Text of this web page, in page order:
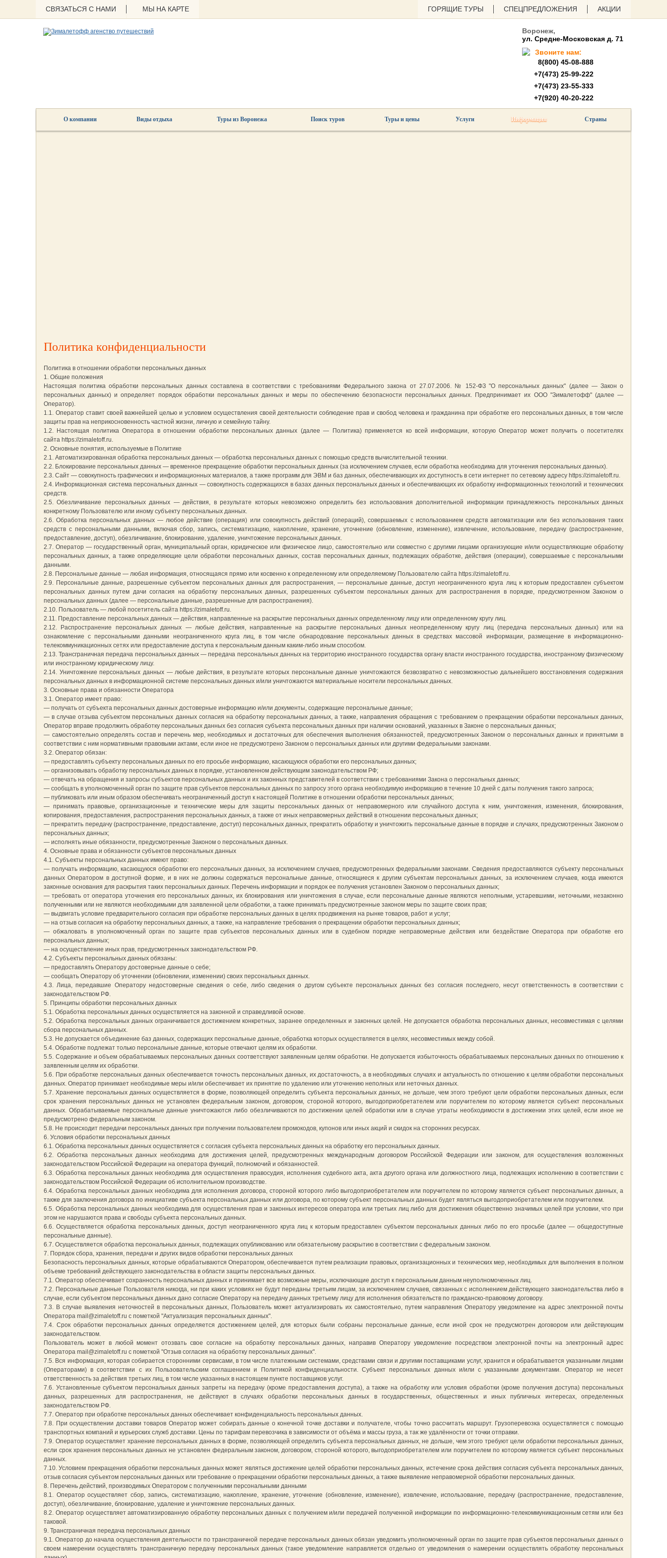
СВЯЗАТЬСЯ С НАМИ МЫ НА КАРТЕ ГОРЯЩИЕ ТУРЫ СПЕЦПРЕДЛОЖЕНИЯ АКЦИИ
Воронеж,
ул. Средне-Московская д. 71
Звоните нам:
8(800) 45-08-888
+7(473) 25-99-222
+7(473) 23-55-333
+7(920) 40-20-222
О компании Виды отдыха Туры из Воронежа Поиск туров Туры и цены Услуги Информация Страны
Политика конфиденциальности
Политика в отношении обработки персональных данных
1. Общие положения
Настоящая политика обработки персональных данных составлена в соответствии с требованиями Федерального закона от 27.07.2006. № 152-ФЗ "О персональных данных" (далее — Закон о
персональных данных) и определяет порядок обработки персональных данных и меры по обеспечению безопасности персональных данных. Предпринимает их OOO "Зималетофф" (далее —
Оператор).
1.1. Оператор ставит своей важнейшей целью и условием осуществления своей деятельности соблюдение прав и свобод человека и гражданина при обработке его персональных данных, в том числе
защиты прав на неприкосновенность частной жизни, личную и семейную тайну.
1.2. Настоящая политика Оператора в отношении обработки персональных данных (далее — Политика) применяется ко всей информации, которую Оператор может получить о посетителях
сайта https://zimaletoff.ru.
2. Основные понятия, используемые в Политике
2.1. Автоматизированная обработка персональных данных — обработка персональных данных с помощью средств вычислительной техники.
2.2. Блокирование персональных данных — временное прекращение обработки персональных данных (за исключением случаев, если обработка необходима для уточнения персональных данных).
2.3. Сайт — совокупность графических и информационных материалов, а также программ для ЭВМ и баз данных, обеспечивающих их доступность в сети интернет по сетевому адресу https://zimaletoff.ru.
2.4. Информационная система персональных данных — совокупность содержащихся в базах данных персональных данных и обеспечивающих их обработку информационных технологий и технических
средств.
2.5. Обезличивание персональных данных — действия, в результате которых невозможно определить без использования дополнительной информации принадлежность персональных данных
конкретному Пользователю или иному субъекту персональных данных.
2.6. Обработка персональных данных — любое действие (операция) или совокупность действий (операций), совершаемых с использованием средств автоматизации или без использования таких
средств с персональными данными, включая сбор, запись, систематизацию, накопление, хранение, уточнение (обновление, изменение), извлечение, использование, передачу (распространение,
предоставление, доступ), обезличивание, блокирование, удаление, уничтожение персональных данных.
2.7. Оператор — государственный орган, муниципальный орган, юридическое или физическое лицо, самостоятельно или совместно с другими лицами организующие и/или осуществляющие обработку
персональных данных, а также определяющие цели обработки персональных данных, состав персональных данных, подлежащих обработке, действия (операции), совершаемые с персональными
данными.
2.8. Персональные данные — любая информация, относящаяся прямо или косвенно к определенному или определяемому Пользователю сайта https://zimaletoff.ru.
2.9. Персональные данные, разрешенные субъектом персональных данных для распространения, — персональные данные, доступ неограниченного круга лиц к которым предоставлен субъектом
персональных данных путем дачи согласия на обработку персональных данных, разрешенных субъектом персональных данных для распространения в порядке, предусмотренном Законом о
персональных данных (далее — персональные данные, разрешенные для распространения).
2.10. Пользователь — любой посетитель сайта https://zimaletoff.ru.
2.11. Предоставление персональных данных — действия, направленные на раскрытие персональных данных определенному лицу или определенному кругу лиц.
2.12. Распространение персональных данных — любые действия, направленные на раскрытие персональных данных неопределенному кругу лиц (передача персональных данных) или на
ознакомление с персональными данными неограниченного круга лиц, в том числе обнародование персональных данных в средствах массовой информации, размещение в информационно-
телекоммуникационных сетях или предоставление доступа к персональным данным каким-либо иным способом.
2.13. Трансграничная передача персональных данных — передача персональных данных на территорию иностранного государства органу власти иностранного государства, иностранному физическому
или иностранному юридическому лицу.
2.14. Уничтожение персональных данных — любые действия, в результате которых персональные данные уничтожаются безвозвратно с невозможностью дальнейшего восстановления содержания
персональных данных в информационной системе персональных данных и/или уничтожаются материальные носители персональных данных.
3. Основные права и обязанности Оператора
3.1. Оператор имеет право:
— получать от субъекта персональных данных достоверные информацию и/или документы, содержащие персональные данные;
— в случае отзыва субъектом персональных данных согласия на обработку персональных данных, а также, направления обращения с требованием о прекращении обработки персональных данных,
Оператор вправе продолжить обработку персональных данных без согласия субъекта персональных данных при наличии оснований, указанных в Законе о персональных данных;
— самостоятельно определять состав и перечень мер, необходимых и достаточных для обеспечения выполнения обязанностей, предусмотренных Законом о персональных данных и принятыми в
соответствии с ним нормативными правовыми актами, если иное не предусмотрено Законом о персональных данных или другими федеральными законами.
3.2. Оператор обязан:
— предоставлять субъекту персональных данных по его просьбе информацию, касающуюся обработки его персональных данных;
— организовывать обработку персональных данных в порядке, установленном действующим законодательством РФ;
— отвечать на обращения и запросы субъектов персональных данных и их законных представителей в соответствии с требованиями Закона о персональных данных;
— сообщать в уполномоченный орган по защите прав субъектов персональных данных по запросу этого органа необходимую информацию в течение 10 дней с даты получения такого запроса;
— публиковать или иным образом обеспечивать неограниченный доступ к настоящей Политике в отношении обработки персональных данных;
— принимать правовые, организационные и технические меры для защиты персональных данных от неправомерного или случайного доступа к ним, уничтожения, изменения, блокирования,
копирования, предоставления, распространения персональных данных, а также от иных неправомерных действий в отношении персональных данных;
— прекратить передачу (распространение, предоставление, доступ) персональных данных, прекратить обработку и уничтожить персональные данные в порядке и случаях, предусмотренных Законом о
персональных данных;
— исполнять иные обязанности, предусмотренные Законом о персональных данных.
4. Основные права и обязанности субъектов персональных данных
4.1. Субъекты персональных данных имеют право:
— получать информацию, касающуюся обработки его персональных данных, за исключением случаев, предусмотренных федеральными законами. Сведения предоставляются субъекту персональных
данных Оператором в доступной форме, и в них не должны содержаться персональные данные, относящиеся к другим субъектам персональных данных, за исключением случаев, когда имеются
законные основания для раскрытия таких персональных данных. Перечень информации и порядок ее получения установлен Законом о персональных данных;
— требовать от оператора уточнения его персональных данных, их блокирования или уничтожения в случае, если персональные данные являются неполными, устаревшими, неточными, незаконно
полученными или не являются необходимыми для заявленной цели обработки, а также принимать предусмотренные законом меры по защите своих прав;
— выдвигать условие предварительного согласия при обработке персональных данных в целях продвижения на рынке товаров, работ и услуг;
— на отзыв согласия на обработку персональных данных, а также, на направление требования о прекращении обработки персональных данных;
— обжаловать в уполномоченный орган по защите прав субъектов персональных данных или в судебном порядке неправомерные действия или бездействие Оператора при обработке его
персональных данных;
— на осуществление иных прав, предусмотренных законодательством РФ.
4.2. Субъекты персональных данных обязаны:
— предоставлять Оператору достоверные данные о себе;
— сообщать Оператору об уточнении (обновлении, изменении) своих персональных данных.
4.3. Лица, передавшие Оператору недостоверные сведения о себе, либо сведения о другом субъекте персональных данных без согласия последнего, несут ответственность в соответствии с
законодательством РФ.
5. Принципы обработки персональных данных
5.1. Обработка персональных данных осуществляется на законной и справедливой основе.
5.2. Обработка персональных данных ограничивается достижением конкретных, заранее определенных и законных целей. Не допускается обработка персональных данных, несовместимая с целями
сбора персональных данных.
5.3. Не допускается объединение баз данных, содержащих персональные данные, обработка которых осуществляется в целях, несовместимых между собой.
5.4. Обработке подлежат только персональные данные, которые отвечают целям их обработки.
5.5. Содержание и объем обрабатываемых персональных данных соответствуют заявленным целям обработки. Не допускается избыточность обрабатываемых персональных данных по отношению к
заявленным целям их обработки.
5.6. При обработке персональных данных обеспечивается точность персональных данных, их достаточность, а в необходимых случаях и актуальность по отношению к целям обработки персональных
данных. Оператор принимает необходимые меры и/или обеспечивает их принятие по удалению или уточнению неполных или неточных данных.
5.7. Хранение персональных данных осуществляется в форме, позволяющей определить субъекта персональных данных, не дольше, чем этого требуют цели обработки персональных данных, если
срок хранения персональных данных не установлен федеральным законом, договором, стороной которого, выгодоприобретателем или поручителем по которому является субъект персональных
данных. Обрабатываемые персональные данные уничтожаются либо обезличиваются по достижении целей обработки или в случае утраты необходимости в достижении этих целей, если иное не
предусмотрено федеральным законом.
5.8. Не происходит передачи персональных данных при получении пользователем промокодов, купонов или иных акций и скидок на сторонних ресурсах.
6. Условия обработки персональных данных
6.1. Обработка персональных данных осуществляется с согласия субъекта персональных данных на обработку его персональных данных.
6.2. Обработка персональных данных необходима для достижения целей, предусмотренных международным договором Российской Федерации или законом, для осуществления возложенных
законодательством Российской Федерации на оператора функций, полномочий и обязанностей.
6.3. Обработка персональных данных необходима для осуществления правосудия, исполнения судебного акта, акта другого органа или должностного лица, подлежащих исполнению в соответствии с
законодательством Российской Федерации об исполнительном производстве.
6.4. Обработка персональных данных необходима для исполнения договора, стороной которого либо выгодоприобретателем или поручителем по которому является субъект персональных данных, а
также для заключения договора по инициативе субъекта персональных данных или договора, по которому субъект персональных данных будет являться выгодоприобретателем или поручителем.
6.5. Обработка персональных данных необходима для осуществления прав и законных интересов оператора или третьих лиц либо для достижения общественно значимых целей при условии, что при
этом не нарушаются права и свободы субъекта персональных данных.
6.6. Осуществляется обработка персональных данных, доступ неограниченного круга лиц к которым предоставлен субъектом персональных данных либо по его просьбе (далее — общедоступные
персональные данные).
6.7. Осуществляется обработка персональных данных, подлежащих опубликованию или обязательному раскрытию в соответствии с федеральным законом.
7. Порядок сбора, хранения, передачи и других видов обработки персональных данных
Безопасность персональных данных, которые обрабатываются Оператором, обеспечивается путем реализации правовых, организационных и технических мер, необходимых для выполнения в полном
объеме требований действующего законодательства в области защиты персональных данных.
7.1. Оператор обеспечивает сохранность персональных данных и принимает все возможные меры, исключающие доступ к персональным данным неуполномоченных лиц.
7.2. Персональные данные Пользователя никогда, ни при каких условиях не будут переданы третьим лицам, за исключением случаев, связанных с исполнением действующего законодательства либо в
случае, если субъектом персональных данных дано согласие Оператору на передачу данных третьему лицу для исполнения обязательств по гражданско-правовому договору.
7.3. В случае выявления неточностей в персональных данных, Пользователь может актуализировать их самостоятельно, путем направления Оператору уведомление на адрес электронной почты
Оператора mail@zimaletoff.ru с пометкой "Актуализация персональных данных".
7.4. Срок обработки персональных данных определяется достижением целей, для которых были собраны персональные данные, если иной срок не предусмотрен договором или действующим
законодательством.
Пользователь может в любой момент отозвать свое согласие на обработку персональных данных, направив Оператору уведомление посредством электронной почты на электронный адрес
Оператора mail@zimaletoff.ru с пометкой "Отзыв согласия на обработку персональных данных".
7.5. Вся информация, которая собирается сторонними сервисами, в том числе платежными системами, средствами связи и другими поставщиками услуг, хранится и обрабатывается указанными лицами
(Операторами) в соответствии с их Пользовательским соглашением и Политикой конфиденциальности. Субъект персональных данных и/или с указанными документами. Оператор не несет
ответственность за действия третьих лиц, в том числе указанных в настоящем пункте поставщиков услуг.
7.6. Установленные субъектом персональных данных запреты на передачу (кроме предоставления доступа), а также на обработку или условия обработки (кроме получения доступа) персональных
данных, разрешенных для распространения, не действуют в случаях обработки персональных данных в государственных, общественных и иных публичных интересах, определенных
законодательством РФ.
7.7. Оператор при обработке персональных данных обеспечивает конфиденциальность персональных данных.
7.8. При осуществлении доставки товаров Оператор может собирать данные о конечной точке доставки и получателе, чтобы точно рассчитать маршрут. Грузоперевозка осуществляется с помощью
транспортных компаний и курьерских служб доставки. Цены по тарифам перевозчика в зависимости от объёма и массы груза, а так же удалённости от точки отправки.
7.9. Оператор осуществляет хранение персональных данных в форме, позволяющей определить субъекта персональных данных, не дольше, чем этого требуют цели обработки персональных данных,
если срок хранения персональных данных не установлен федеральным законом, договором, стороной которого, выгодоприобретателем или поручителем по которому является субъект персональных
данных.
7.10. Условием прекращения обработки персональных данных может являться достижение целей обработки персональных данных, истечение срока действия согласия субъекта персональных данных,
отзыв согласия субъектом персональных данных или требование о прекращении обработки персональных данных, а также выявление неправомерной обработки персональных данных.
8. Перечень действий, производимых Оператором с полученными персональными данными
8.1. Оператор осуществляет сбор, запись, систематизацию, накопление, хранение, уточнение (обновление, изменение), извлечение, использование, передачу (распространение, предоставление,
доступ), обезличивание, блокирование, удаление и уничтожение персональных данных.
8.2. Оператор осуществляет автоматизированную обработку персональных данных с получением и/или передачей полученной информации по информационно-телекоммуникационным сетям или без
таковой.
9. Трансграничная передача персональных данных
9.1. Оператор до начала осуществления деятельности по трансграничной передаче персональных данных обязан уведомить уполномоченный орган по защите прав субъектов персональных данных о
своем намерении осуществлять трансграничную передачу персональных данных (такое уведомление направляется отдельно от уведомления о намерении осуществлять обработку персональных